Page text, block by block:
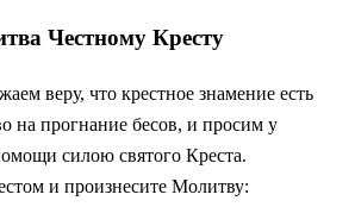
Честному Кресту
веру, что крестное знамение есть
на прогнание бесов, и просим у
силою святого Креста.
и произнесите Молитву: